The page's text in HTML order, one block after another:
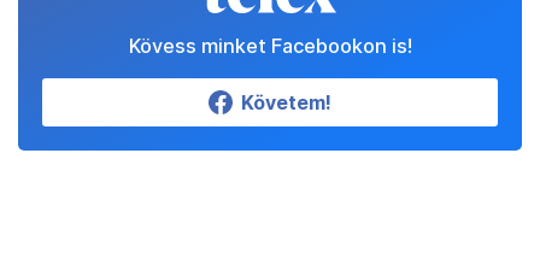
Kövess minket Facebookon is!
Követem!